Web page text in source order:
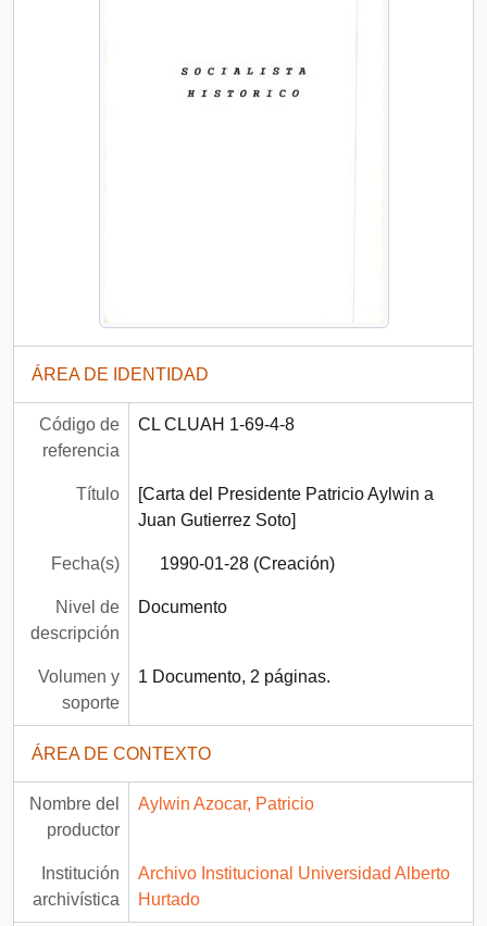
ÁREA DE IDENTIDAD
Código de
referencia
CL CLUAH 1-69-4-8
Título
[Carta del Presidente Patricio Aylwin a
Juan Gutierrez Soto]
Fecha(s) 1990-01-28 (Creación)
Nivel de
descripción
Documento
Volumen y
soporte
1 Documento, 2 páginas.
ÁREA DE CONTEXTO
Nombre del
productor
Aylwin Azocar, Patricio
Institución
archivística
Archivo Institucional Universidad Alberto
Hurtado